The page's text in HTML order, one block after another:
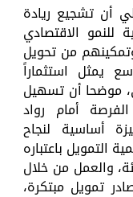
أن تشجيع ريادة
للنمو الاقتصادي
من تحويل
يمثل استثماراً
موضحا أن تسهيل
أمام رواد
أساسية لنجاح
التمويل باعتباره
والعمل من خلال
تمويل مبتكرة،